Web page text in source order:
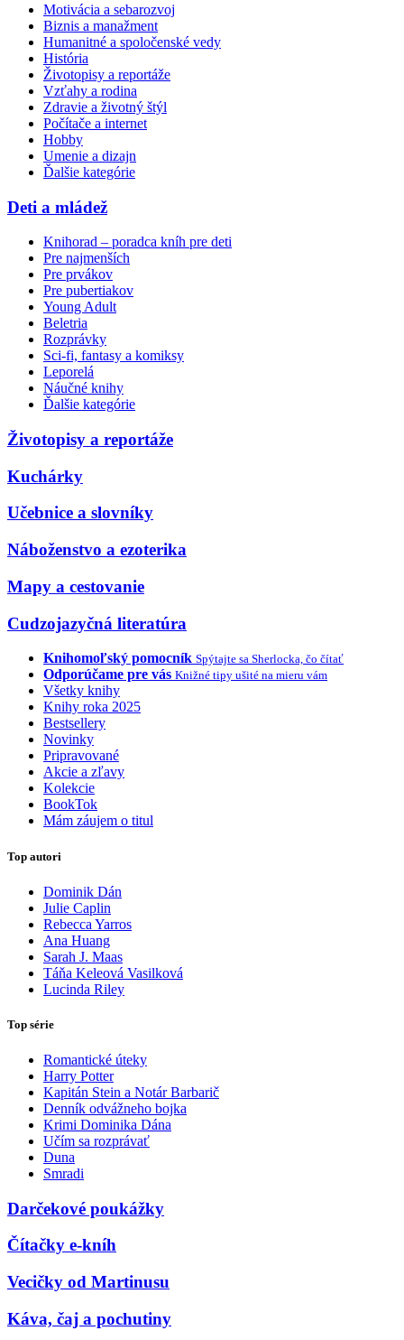
Motivácia a sebarozvoj
Biznis a manažment
Humanitné a spoločenské vedy
História
Životopisy a reportáže
Vzťahy a rodina
Zdravie a životný štýl
Počítače a internet
Hobby
Umenie a dizajn
Ďalšie kategórie
Deti a mládež
Knihorad – poradca kníh pre deti
Pre najmenších
Pre prvákov
Pre pubertiakov
Young Adult
Beletria
Rozprávky
Sci-fi, fantasy a komiksy
Leporelá
Náučné knihy
Ďalšie kategórie
Životopisy a reportáže
Kuchárky
Učebnice a slovníky
Náboženstvo a ezoterika
Mapy a cestovanie
Cudzojazyčná literatúra
Knihomoľský pomocník Spýtajte sa Sherlocka, čo čítať
Odporúčame pre vás Knižné tipy ušité na mieru vám
Všetky knihy
Knihy roka 2025
Bestsellery
Novinky
Pripravované
Akcie a zľavy
Kolekcie
BookTok
Mám záujem o titul
Top autori
Dominik Dán
Julie Caplin
Rebecca Yarros
Ana Huang
Sarah J. Maas
Táňa Keleová Vasilková
Lucinda Riley
Top série
Romantické úteky
Harry Potter
Kapitán Stein a Notár Barbarič
Denník odvážneho bojka
Krimi Dominika Dána
Učím sa rozprávať
Duna
Smradi
Darčekové poukážky
Čítačky e-kníh
Vecičky od Martinusu
Káva, čaj a pochutiny